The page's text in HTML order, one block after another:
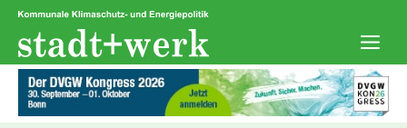
Zum
springen